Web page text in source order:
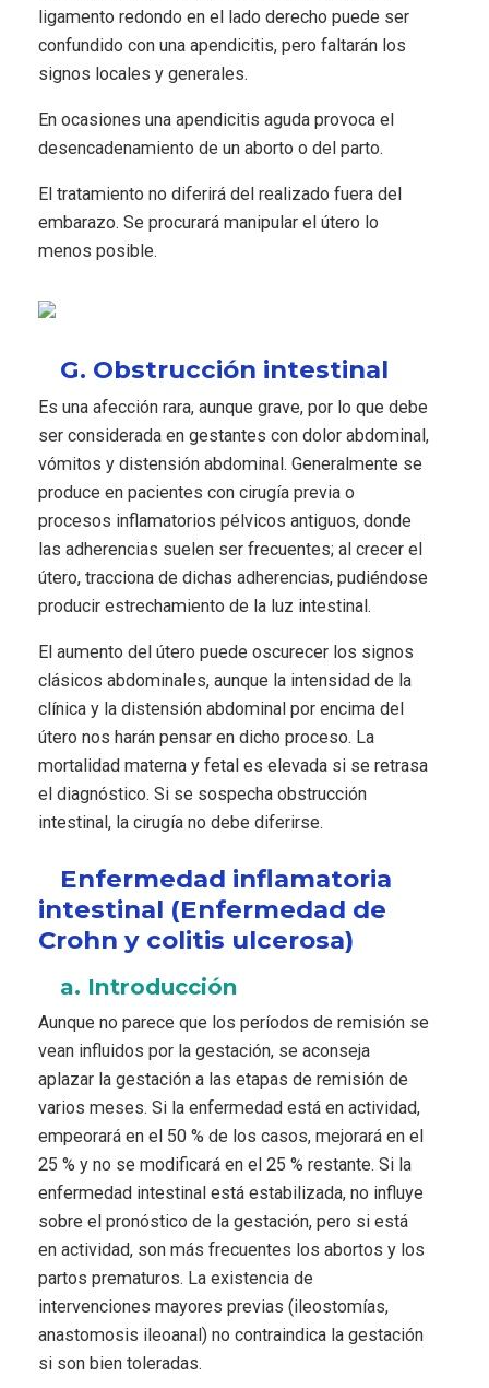
ligamento redondo en el lado derecho puede ser
confundido con una apendicitis, pero faltarán los
signos locales y generales.
En ocasiones una apendicitis aguda provoca el
desencadenamiento de un aborto o del parto.
El tratamiento no diferirá del realizado fuera del
embarazo. Se procurará manipular el útero lo
menos posible.
G. Obstrucción intestinal
Es una afección rara, aunque grave, por lo que debe
ser considerada en gestantes con dolor abdominal,
vómitos y distensión abdominal. Generalmente se
produce en pacientes con cirugía previa o
procesos inflamatorios pélvicos antiguos, donde
las adherencias suelen ser frecuentes; al crecer el
útero, tracciona de dichas adherencias, pudiéndose
producir estrechamiento de la luz intestinal.
El aumento del útero puede oscurecer los signos
clásicos abdominales, aunque la intensidad de la
clínica y la distensión abdominal por encima del
útero nos harán pensar en dicho proceso. La
mortalidad materna y fetal es elevada si se retrasa
el diagnóstico. Si se sospecha obstrucción
intestinal, la cirugía no debe diferirse.
Enfermedad inflamatoria
intestinal (Enfermedad de
Crohn y colitis ulcerosa)
a. Introducción
Aunque no parece que los períodos de remisión se
vean influidos por la gestación, se aconseja
aplazar la gestación a las etapas de remisión de
varios meses. Si la enfermedad está en actividad,
empeorará en el 50 % de los casos, mejorará en el
25 % y no se modificará en el 25 % restante. Si la
enfermedad intestinal está estabilizada, no influye
sobre el pronóstico de la gestación, pero si está
en actividad, son más frecuentes los abortos y los
partos prematuros. La existencia de
intervenciones mayores previas (ileostomías,
anastomosis ileoanal) no contraindica la gestación
si son bien toleradas.